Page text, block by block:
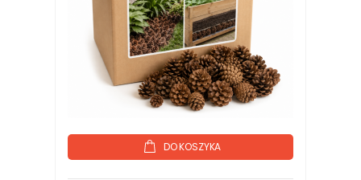
DO KOSZYKA